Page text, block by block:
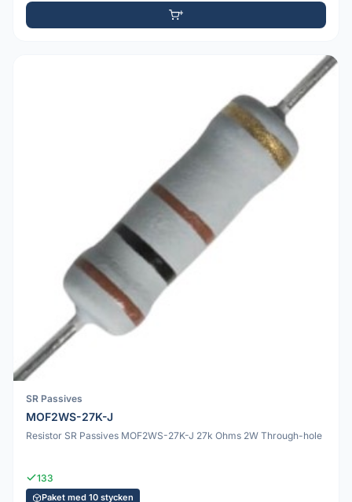
SR Passives
MOF2WS-27K-J
Resistor SR Passives MOF2WS-27K-J 27k Ohms 2W Through-hole
133
Paket med 10 stycken